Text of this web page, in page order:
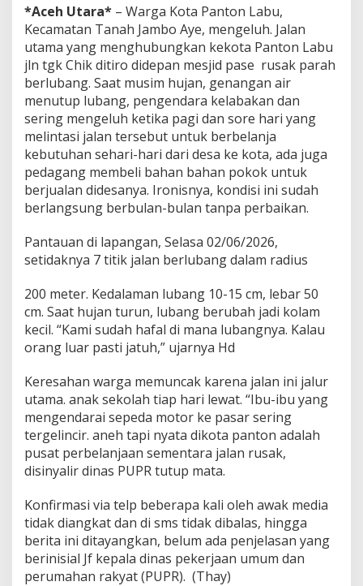
u
b
a
n
g
,
D
i
M
u
s
i
m
H
u
a
n
s
y
a
r
a
t
K
e
a
b
k
a
*
*Aceh Utara* – Warga Kota Panton Labu,
Kecamatan Tanah Jambo Aye, mengeluh. Jalan
utama yang menghubungkan kekota Panton Labu
jln tgk Chik ditiro didepan mesjid pase rusak parah
berlubang. Saat musim hujan, genangan air
menutup lubang, pengendara kelabakan dan
sering mengeluh ketika pagi dan sore hari yang
melintasi jalan tersebut untuk berbelanja
kebutuhan sehari-hari dari desa ke kota, ada juga
pedagang membeli bahan bahan pokok untuk
berjualan didesanya. Ironisnya, kondisi ini sudah
berlangsung berbulan-bulan tanpa perbaikan.
Pantauan di lapangan, Selasa 02/06/2026,
setidaknya 7 titik jalan berlubang dalam radius
200 meter. Kedalaman lubang 10-15 cm, lebar 50
cm. Saat hujan turun, lubang berubah jadi kolam
kecil. “Kami sudah hafal di mana lubangnya. Kalau
orang luar pasti jatuh,” ujarnya Hd
Keresahan warga memuncak karena jalan ini jalur
utama. anak sekolah tiap hari lewat. “Ibu-ibu yang
mengendarai sepeda motor ke pasar sering
tergelincir. aneh tapi nyata dikota panton adalah
pusat perbelanjaan sementara jalan rusak,
disinyalir dinas PUPR tutup mata.
Konfirmasi via telp beberapa kali oleh awak media
tidak diangkat dan di sms tidak dibalas, hingga
berita ini ditayangkan, belum ada penjelasan yang
berinisial Jf kepala dinas pekerjaan umum dan
perumahan rakyat (PUPR). (Thay)